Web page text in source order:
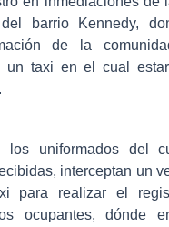
barrio Kennedy,
de la
un taxi en el cual
los uniformados del
interceptan un
para realizar el
ocupantes, dónde